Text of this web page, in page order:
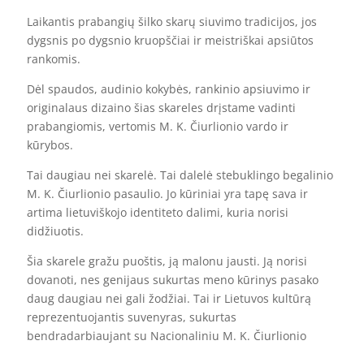
Laikantis prabangių šilko skarų siuvimo tradicijos, jos
dygsnis po dygsnio kruopščiai ir meistriškai apsiūtos
rankomis.
Dėl spaudos, audinio kokybės, rankinio apsiuvimo ir
originalaus dizaino šias skareles drįstame vadinti
prabangiomis, vertomis M. K. Čiurlionio vardo ir
kūrybos.
Tai daugiau nei skarelė. Tai dalelė stebuklingo begalinio
M. K. Čiurlionio pasaulio. Jo kūriniai yra tapę sava ir
artima lietuviškojo identiteto dalimi, kuria norisi
didžiuotis.
Šia skarele gražu puoštis, ją malonu jausti. Ją norisi
dovanoti, nes genijaus sukurtas meno kūrinys pasako
daug daugiau nei gali žodžiai. Tai ir Lietuvos kultūrą
reprezentuojantis suvenyras, sukurtas
bendradarbiaujant su Nacionaliniu M. K. Čiurlionio